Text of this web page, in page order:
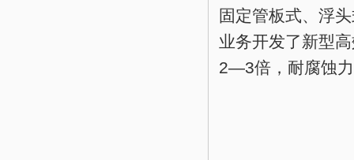
固定管板式、浮
业务开发了新型
2—3倍，耐腐蚀